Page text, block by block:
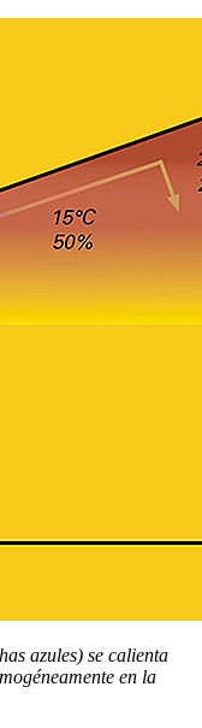
azules) se calienta
en la